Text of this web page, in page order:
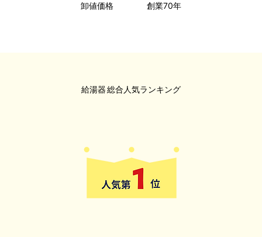
卸値価格
創業70年
総合人気ランキング
給湯器